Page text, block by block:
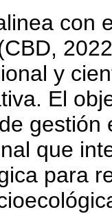
con
y
El
que
para